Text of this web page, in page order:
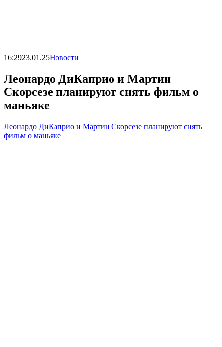
16:2923.01.25Новости
Леонардо ДиКаприо и Мартин
Скорсезе планируют снять фильм о
маньяке
Леонардо ДиКаприо и Мартин Скорсезе планируют снять
фильм о маньяке